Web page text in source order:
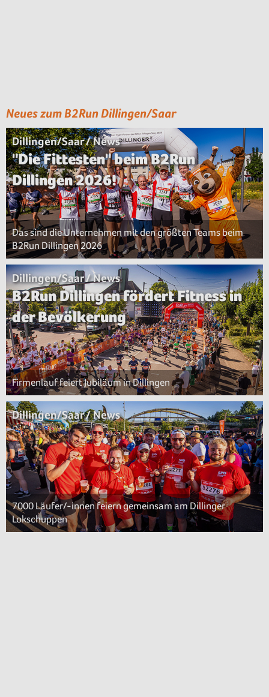
Neues zum B2Run Dillingen/Saar
Dillingen/Saar / News
"Die Fittesten" beim B2Run
Dillingen 2026!
Das sind die Unternehmen mit den größten Teams beim
B2Run Dillingen 2026
Dillingen/Saar / News
B2Run Dillingen fördert Fitness in
der Bevölkerung
Firmenlauf feiert Jubiläum in Dillingen
Dillingen/Saar / News
7000 Läufer/-innen feiern gemeinsam am Dillinger
Lokschuppen